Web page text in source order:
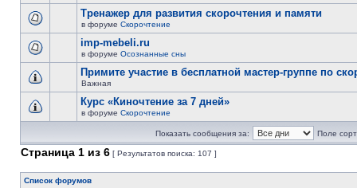
Тренажер для развития скорочтения и памяти
в форуме Скорочтение
imp-mebeli.ru
в форуме Осознанные сны
Примите участие в бесплатной мастер-группе по
Важная
Курс «Киночтение за 7 дней»
в форуме Скорочтение
Показать сообщения за: Поле
Страница 1 из 6 [ Результатов поиска: 107 ]
Список форумов